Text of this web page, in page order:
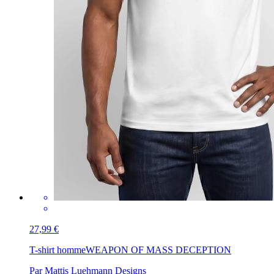
27,99 €
T-shirt hommeWEAPON OF MASS DECEPTION
Par Mattis Luehmann Designs